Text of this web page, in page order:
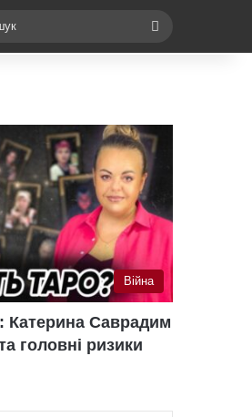
Війна
Катерина Саврадим
головні ризики